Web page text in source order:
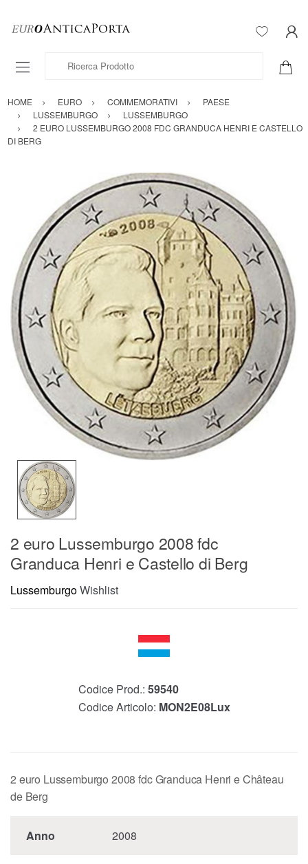
Ricerca Prodotto
HOME EURO COMMEMORATIVI
PAESE
LUSSEMBURGO
LUSSEMBURGO
2 EURO LUSSEMBURGO 2008 FDC GRANDUCA HENRI E CASTELLO
DI BERG
2 euro Lussemburgo 2008 fdc
Granduca Henri e Castello di Berg
LussemburgoWishlist
Codice Prod.: 59540
Codice Articolo: MON2E08Lux
2 euro Lussemburgo 2008 fdc Granduca Henri e Château
de Berg
Anno 2008